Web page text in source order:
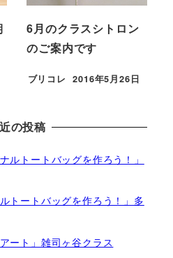
6月のクラスシトロン
のご案内です
ブリコレ
投稿日
2016年5月26日
の投稿
ルトートバッグを作ろう！」
トートバッグを作ろう！」多
ート」雑司ヶ谷クラス